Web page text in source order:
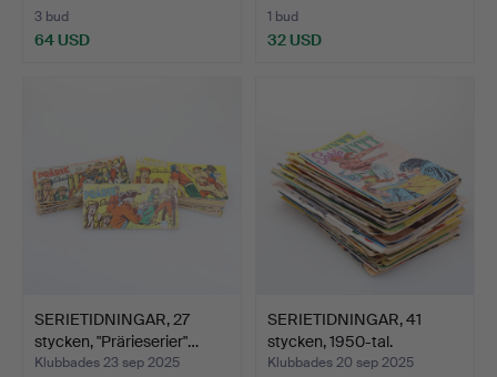
3 bud
64 USD
1 bud
32 USD
SERIETIDNINGAR, 27
stycken, "Prärieserier"…
Klubbades 23 sep 2025
SERIETIDNINGAR, 41
stycken, 1950-tal.
Klubbades 20 sep 2025